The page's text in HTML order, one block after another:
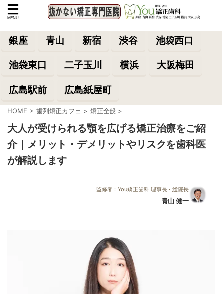
銀座 青山 新宿 渋谷 池袋西口
池袋東口 二子玉川 横浜 大阪梅田
広島駅前 広島紙屋町
HOME > 歯列矯正カフェ > 矯正全般 >
大人が受けられる顎を広げる矯正治療をご紹
介｜メリット・デメリットやリスクを歯科医
が解説します
監修者：You矯正歯科 理事長・総院長
青山 健一